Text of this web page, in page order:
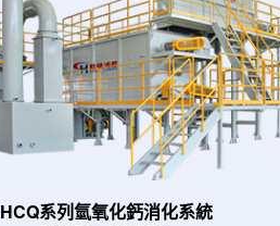
HCQ系列氫氧化鈣消化系統